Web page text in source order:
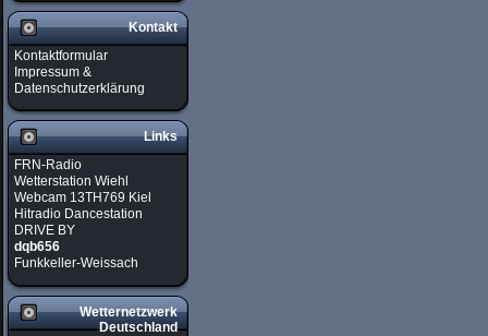
Kontakt
Kontaktformular
Impressum &
Datenschutzerklärung
Links
FRN-Radio
Wetterstation Wiehl
Webcam 13TH769 Kiel
Hitradio Dancestation
DRIVE BY
dqb656
Funkkeller-Weissach
Wetternetzwerk
Deutschland